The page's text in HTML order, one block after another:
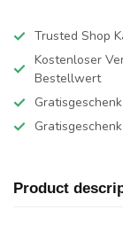
Trusted Shop
Kostenloser
Bestellwert
Product